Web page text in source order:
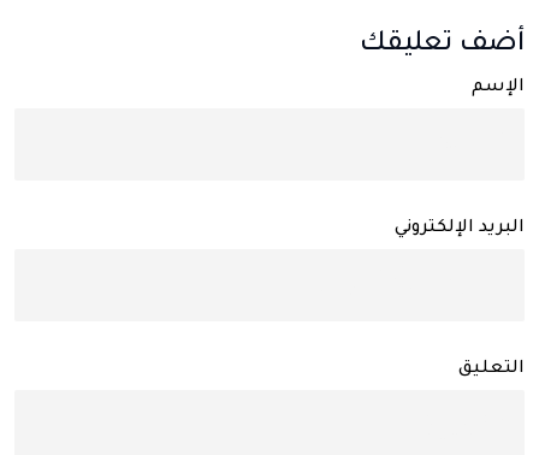
أضف تعليقك
الإسم
البريد الإلكتروني
التعليق